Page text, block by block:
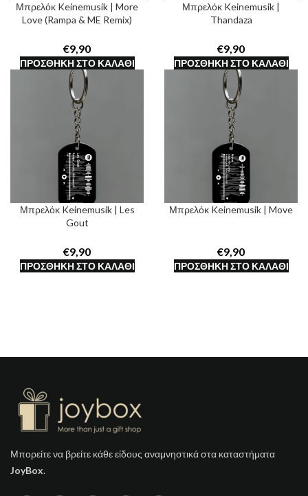
Μπρελόκ Keinemusik | More
Love (Rampa & ME Remix)
€
ΠΡΟΣΘΉΚΗ ΣΤΟ ΚΑΛΆΘΙ
Μπρελόκ Keinemusik |
Thandaza
€
ΠΡΟΣΘΉΚΗ ΣΤΟ ΚΑΛΆΘΙ
Μπρελόκ Keinemusik | Les
Gout
€
ΠΡΟΣΘΉΚΗ ΣΤΟ ΚΑΛΆΘΙ
Μπρελόκ Keinemusik | Move
€
ΠΡΟΣΘΉΚΗ ΣΤΟ ΚΑΛΆΘΙ
Μπορείτε να βρείτε κάθε είδους αναμνηστικά στα καταστήματα
JoyBox.